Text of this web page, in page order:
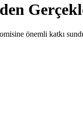
önemli katkı